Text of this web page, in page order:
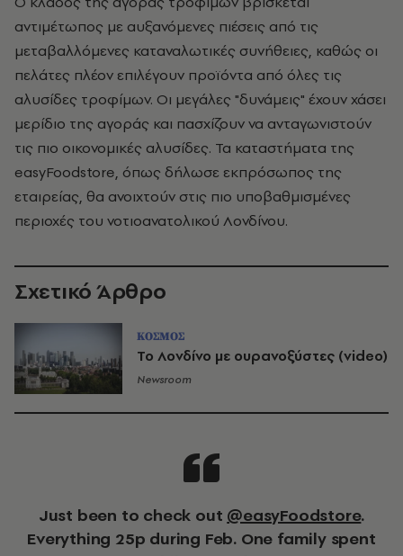
αντιμέτωπος με αυξανόμενες πιέσεις από τις
μεταβαλλόμενες καταναλωτικές συνήθειες, καθώς οι
πελάτες πλέον επιλέγουν προϊόντα από όλες τις
αλυσίδες τροφίμων. Οι μεγάλες "δυνάμεις" έχουν χάσει
μερίδιο της αγοράς και πασχίζουν να ανταγωνιστούν
τις πιο οικονομικές αλυσίδες. Τα καταστήματα της
easyFoodstore, όπως δήλωσε εκπρόσωπος της
εταιρείας, θα ανοιχτούν στις πιο υποβαθμισμένες
περιοχές του νοτιοανατολικού Λονδίνου.
Σχετικό Άρθρο
ΚΟΣΜΟΣ
Το Λονδίνο με ουρανοξύστες (video)
Newsroom
Just been to check out @easyFoodstore.
Everything 25p during Feb. One family spent